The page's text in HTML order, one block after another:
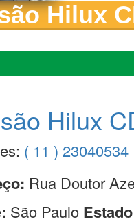
Hilux
Hilux
( 11 ) 23040534
Rua Doutor
São Paulo